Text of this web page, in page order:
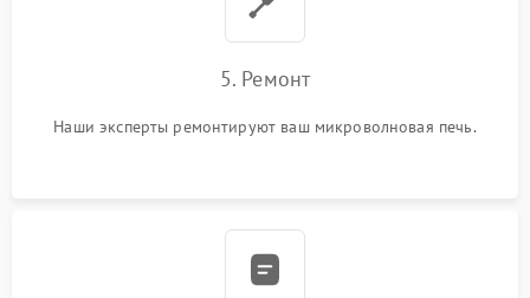
5. Ремонт
Наши эксперты ремонтируют ваш микроволновая печь.